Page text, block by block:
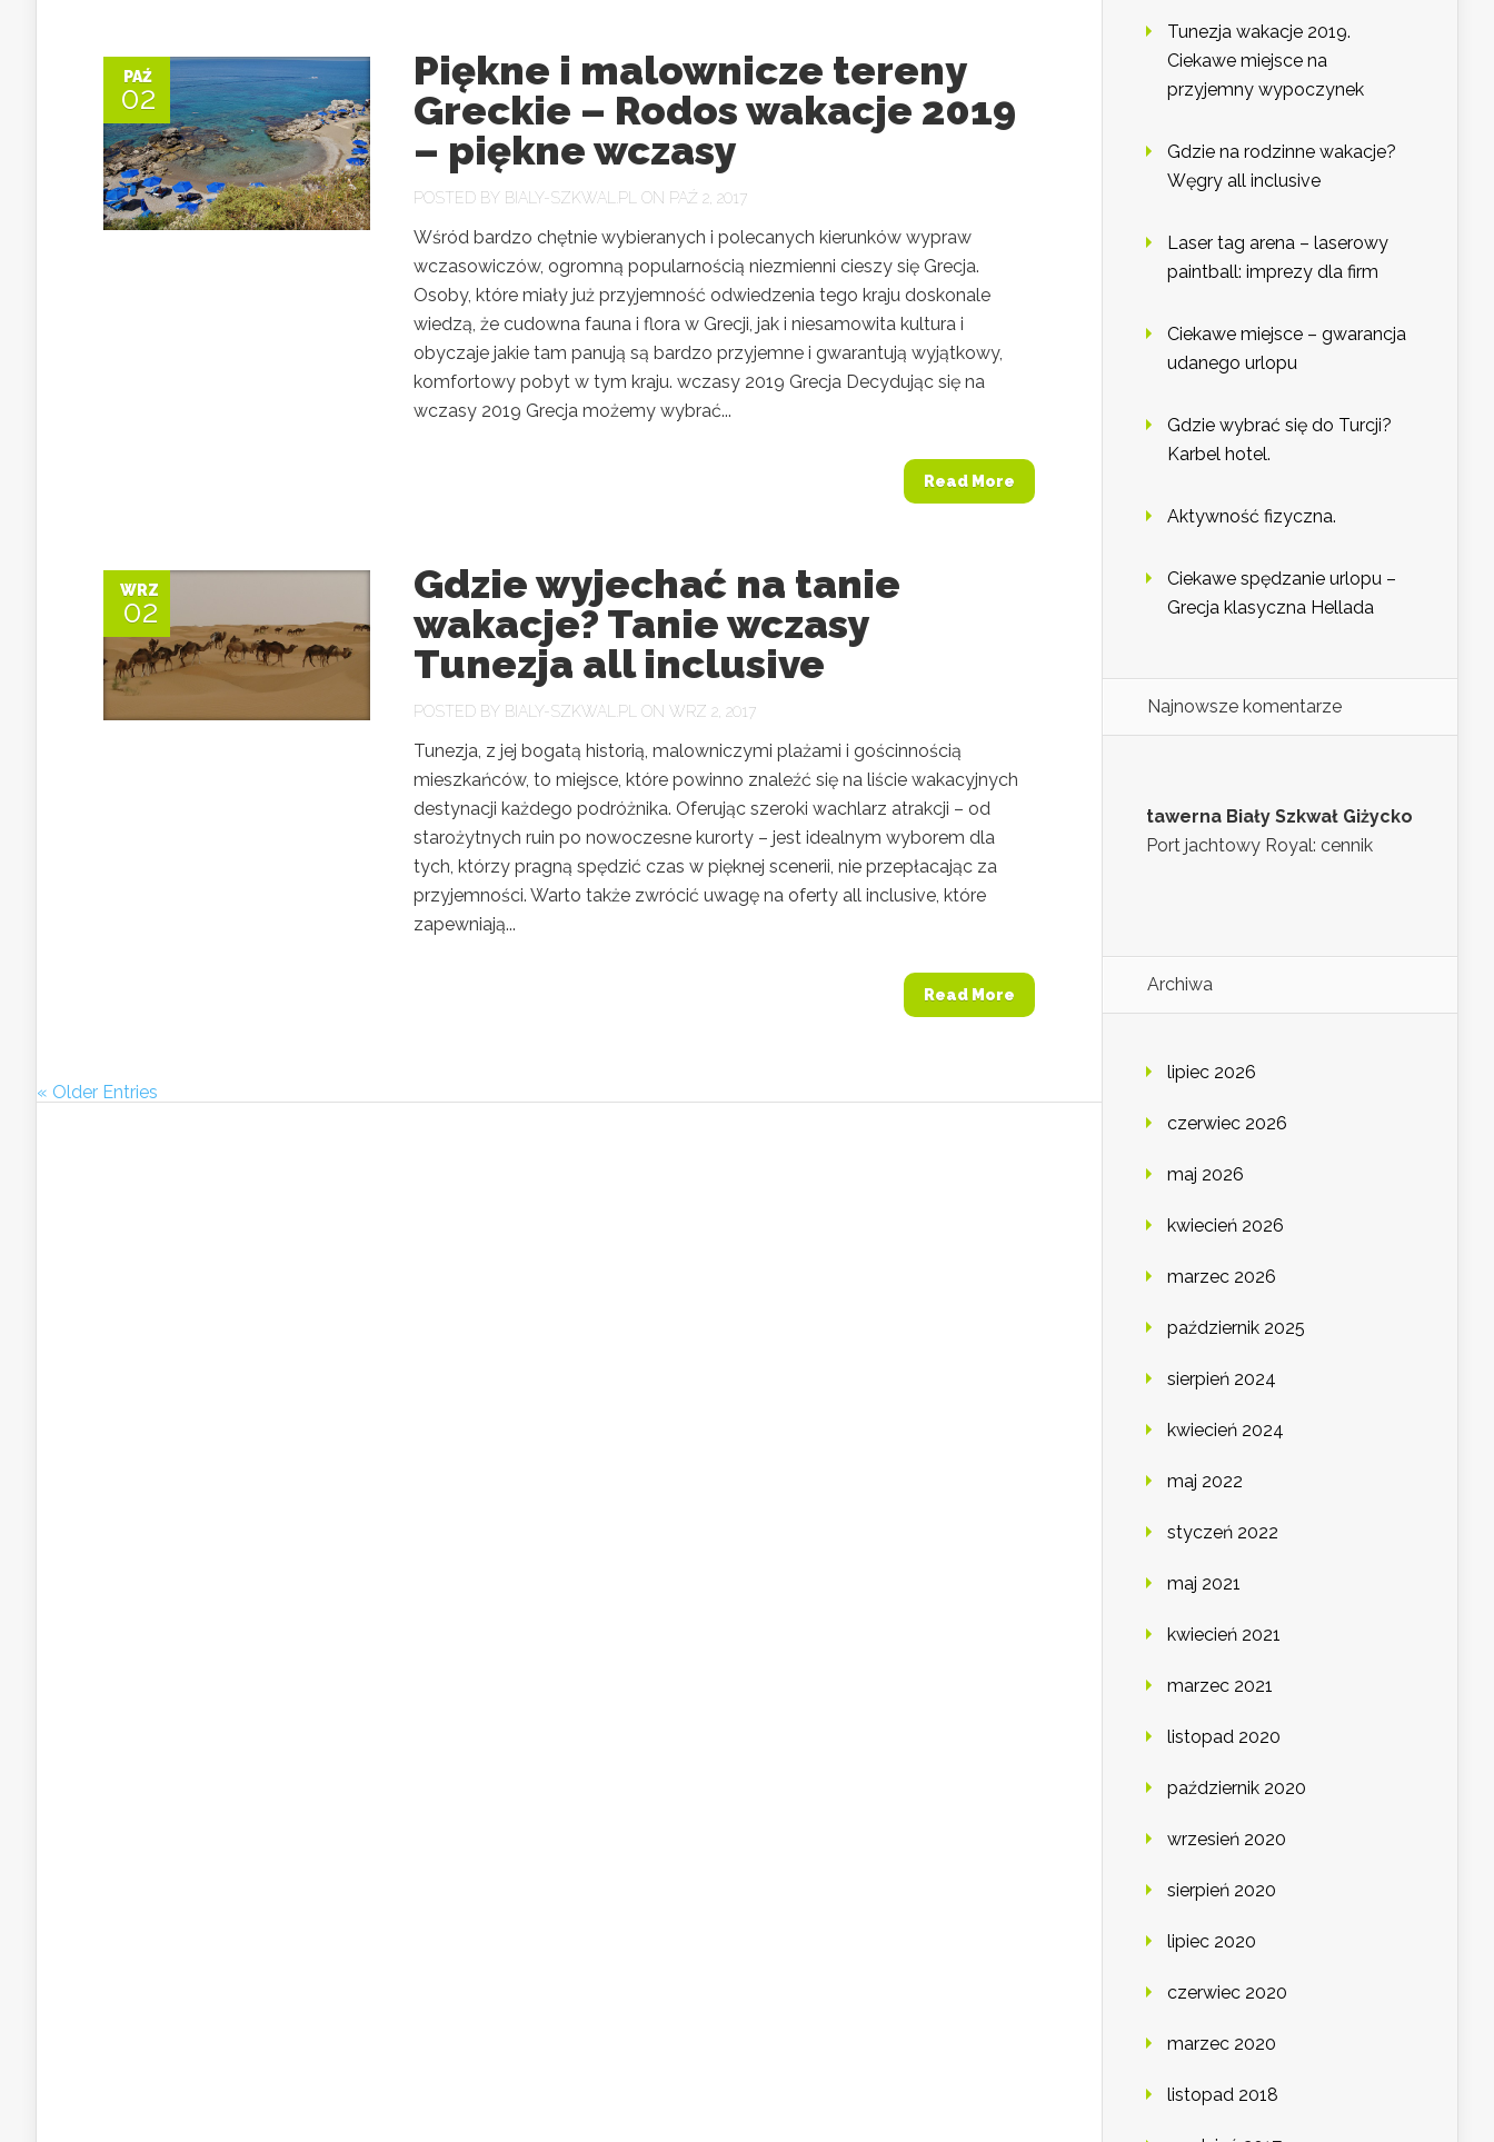
PAŹ
02
Piękne i malownicze tereny
Greckie – Rodos wakacje 2019
– piękne wczasy
POSTED BY BIALY-SZKWAL.PL ON PAŹ 2, 2017
Wśród bardzo chętnie wybieranych i polecanych kierunków wypraw
wczasowiczów, ogromną popularnością niezmienni cieszy się Grecja.
Osoby, które miały już przyjemność odwiedzenia tego kraju doskonale
wiedzą, że cudowna fauna i flora w Grecji, jak i niesamowita kultura i
obyczaje jakie tam panują są bardzo przyjemne i gwarantują wyjątkowy,
komfortowy pobyt w tym kraju. wczasy 2019 Grecja Decydując się na
wczasy 2019 Grecja możemy wybrać...
Read More
WRZ
02
Gdzie wyjechać na tanie
wakacje? Tanie wczasy
Tunezja all inclusive
POSTED BY BIALY-SZKWAL.PL ON WRZ 2, 2017
Tunezja, z jej bogatą historią, malowniczymi plażami i gościnnością
mieszkańców, to miejsce, które powinno znaleźć się na liście wakacyjnych
destynacji każdego podróżnika. Oferując szeroki wachlarz atrakcji – od
starożytnych ruin po nowoczesne kurorty – jest idealnym wyborem dla
tych, którzy pragną spędzić czas w pięknej scenerii, nie przepłacając za
przyjemności. Warto także zwrócić uwagę na oferty all inclusive, które
zapewniają...
Read More
« Older Entries
Tunezja wakacje 2019.
Ciekawe miejsce na
przyjemny wypoczynek
Gdzie na rodzinne wakacje?
Węgry all inclusive
Laser tag arena – laserowy
paintball: imprezy dla firm
Ciekawe miejsce – gwarancja
udanego urlopu
Gdzie wybrać się do Turcji?
Karbel hotel.
Aktywność fizyczna.
Ciekawe spędzanie urlopu –
Grecja klasyczna Hellada
Najnowsze komentarze
tawerna Biały Szkwał Giżycko
Port jachtowy Royal: cennik
Archiwa
lipiec 2026
czerwiec 2026
maj 2026
kwiecień 2026
marzec 2026
październik 2025
sierpień 2024
kwiecień 2024
maj 2022
styczeń 2022
maj 2021
kwiecień 2021
marzec 2021
listopad 2020
październik 2020
wrzesień 2020
sierpień 2020
lipiec 2020
czerwiec 2020
marzec 2020
listopad 2018